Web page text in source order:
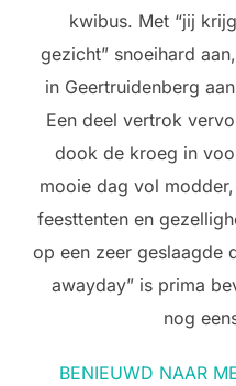
kwibus. Met “jij
gezicht” snoeihard
in Geertruidenberg
Een deel vertrok
dook de kroeg in
mooie dag vol
feesttenten en
op een zeer geslaagde
awayday” is prima
nog
BENIEUWD NAAR